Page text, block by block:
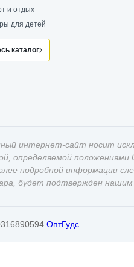
и отдых
для детей
каталог
интернет-сайт носит
определяемой
подробной информации
будет подтвержден
ОптГудс